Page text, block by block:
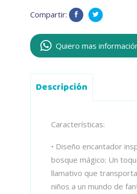
Compartir:
Quiero mas
Descripción
Características:
• Diseño encantador
bosque mágico: Un
llamativo que
niños a un mundo de